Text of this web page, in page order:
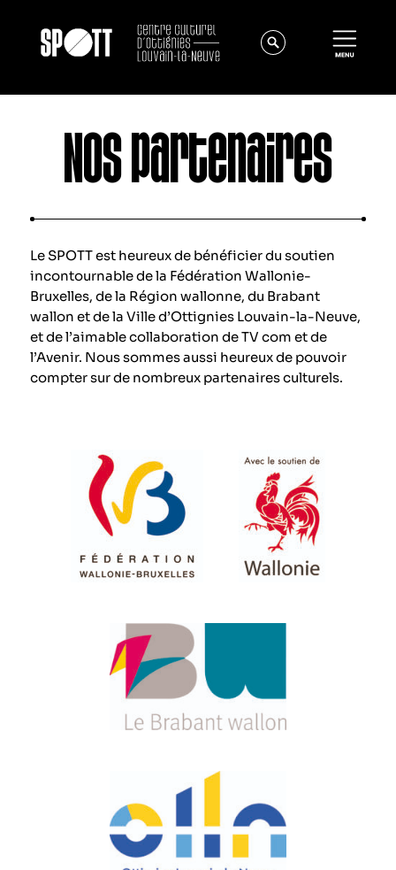
Actualités
À propos
Équipe
Instances
Offres d'emploi
Infos pratiques
Contact
Nos partenaires
Le SPOTT est heureux de bénéficier du soutien
incontournable de la Fédération Wallonie-
Bruxelles, de la Région wallonne, du Brabant
wallon et de la Ville d’Ottignies Louvain-la-Neuve,
et de l’aimable collaboration de TV com et de
l’Avenir. Nous sommes aussi heureux de pouvoir
compter sur de nombreux partenaires culturels.